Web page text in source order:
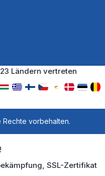
Ländern vertreten
vorbehalten.
SSL-Zertifikat